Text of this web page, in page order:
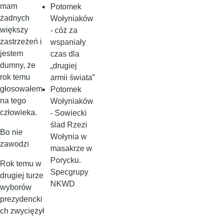
mam
żadnych
większy
zastrzeżeń i
jestem
dumny, że
rok temu
głosowałem
na tego
człowieka.
Bo nie
zawodzi
Rok temu w
drugiej turze
wyborów
prezydencki
ch zwyciężył
Potomek
Wołyniaków
- cóż za
wspaniały
czas dla
„drugiej
armii świata”
Potomek
Wołyniaków
- Sowiecki
ślad Rzezi
Wołynia w
masakrze w
Porycku.
Specgrupy
NKWD